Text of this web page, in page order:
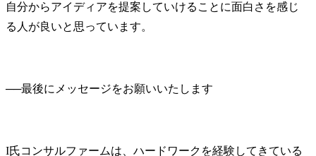
自分からアイディアを提案していけることに面白さを感じ
る人が良いと思っています。
──
I氏コンサルファームは、ハードワークを経験してきている